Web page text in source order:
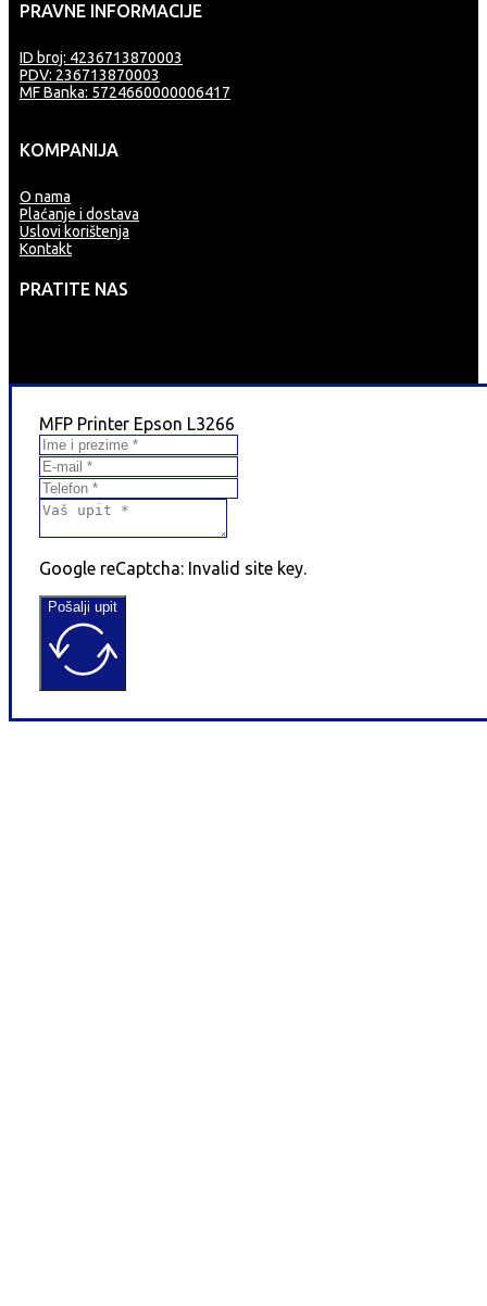
PRAVNE INFORMACIJE
ID broj: 4236713870003
PDV: 236713870003
MF Banka: 5724660000006417
KOMPANIJA
O nama
Plaćanje i dostava
Uslovi korištenja
Kontakt
PRATITE NAS
MFP Printer Epson L3266
Google reCaptcha: Invalid site key.
Pošalji upit